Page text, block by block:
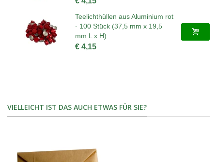
Teelichthüllen aus Aluminium rot
- 100 Stück (37,5 mm x 19,5
mm L x H)
€ 4,15
VIELLEICHT IST DAS AUCH ETWAS FÜR SIE?